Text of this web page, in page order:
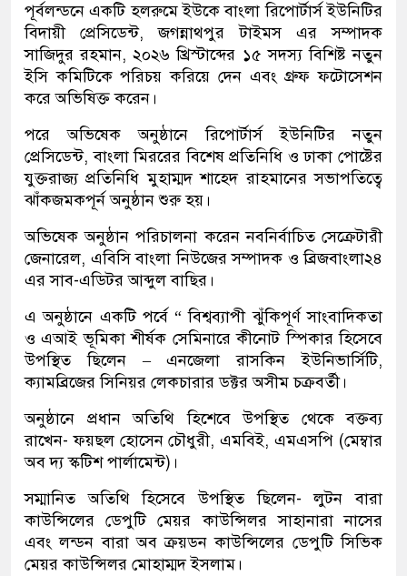
পূর্বলন্ডনে একটি হলরুমে ইউকে বাংলা রিপোর্টার্স ইউনিটির
বিদায়ী প্রেসিডেন্ট, জগন্নাথপুর টাইমস এর সম্পাদক
সাজিদুর রহমান, ২০২৬ খ্রিস্টাব্দের ১৫ সদস্য বিশিষ্ট নতুন
ইসি কমিটিকে পরিচয় করিয়ে দেন এবং গ্রুফ ফটোসেশন
করে অভিষিক্ত করেন।
পরে অভিষেক অনুষ্ঠানে রিপোর্টার্স ইউনিটির নতুন
প্রেসিডেন্ট, বাংলা মিররের বিশেষ প্রতিনিধি ও ঢাকা পোষ্টের
যুক্তরাজ্য প্রতিনিধি মুহাম্মদ শাহেদ রাহমানের সভাপতিত্বে
ঝাঁকজমকপূর্ন অনুষ্ঠান শুরু হয়।
অভিষেক অনুষ্ঠান পরিচালনা করেন নবনির্বাচিত সেক্রেটারী
জেনারেল, এবিসি বাংলা নিউজের সম্পাদক ও ব্রিজবাংলা২৪
এর সাব-এডিটর আব্দুল বাছির।
এ অনুষ্ঠানে একটি পর্বে “ বিশ্বব্যাপী ঝুঁকিপূর্ণ সাংবাদিকতা
ও এআই ভূমিকা শীর্ষক সেমিনারে কীনোট স্পিকার হিসেবে
উপস্থিত ছিলেন – এনজেলা রাসকিন ইউনিভার্সিটি,
ক্যামব্রিজের সিনিয়র লেকচারার ডক্টর অসীম চক্রবর্তী।
অনুষ্ঠানে প্রধান অতিথি হিশেবে উপস্থিত থেকে বক্তব্য
রাখেন- ফয়ছল হোসেন চৌধুরী, এমবিই, এমএসপি (মেম্বার
অব দ্য স্কটিশ পার্লামেন্ট)।
সম্মানিত অতিথি হিসেবে উপস্থিত ছিলেন- লুটন বারা
কাউন্সিলের ডেপুটি মেয়র কাউন্সিলর সাহানারা নাসের
এবংলন্ডন বারা অব ক্রয়ডন কাউন্সিলের ডেপুটি সিভিক
মেয়র কাউন্সিলর মোহাম্মদ ইসলাম।